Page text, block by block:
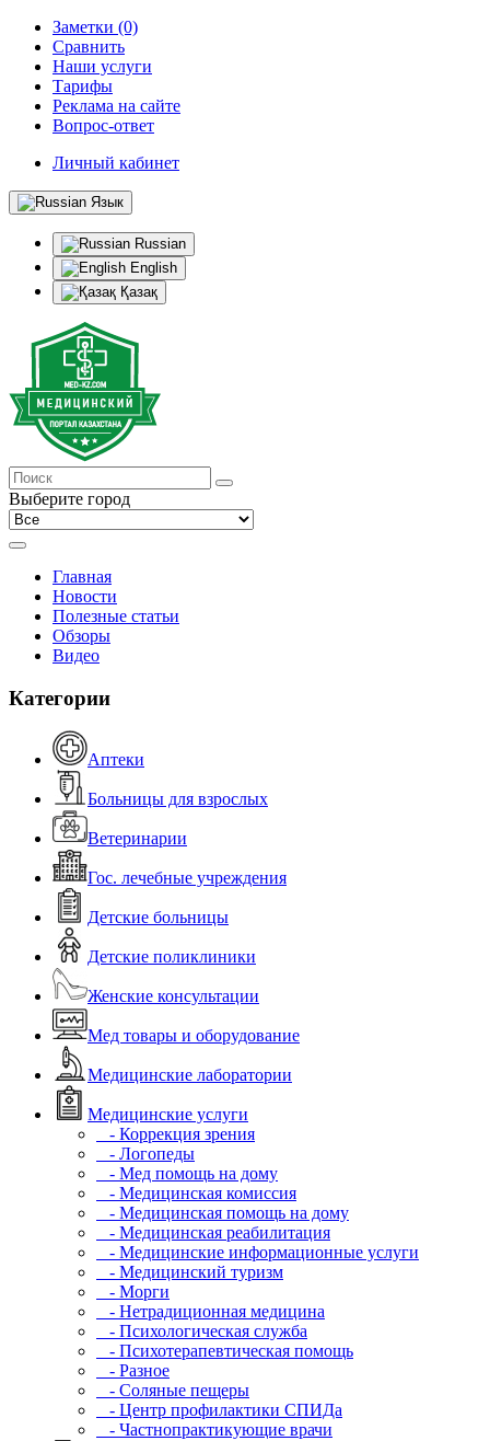
Заметки (0)
Сравнить
Наши услуги
Тарифы
Реклама на сайте
Вопрос-ответ
Личный кабинет
Язык
Russian
English
Қазақ
Выберите город
Главная
Новости
Полезные статьи
Обзоры
Видео
Категории
Аптеки
Больницы для взрослых
Ветеринарии
Гос. лечебные учреждения
Детские больницы
Детские поликлиники
Женские консультации
Мед товары и оборудование
Медицинские лаборатории
Медицинские услуги
- Коррекция зрения
- Логопеды
- Мед помощь на дому
- Медицинская комиссия
- Медицинская помощь на дому
- Медицинская реабилитация
- Медицинские информационные услуги
- Медицинский туризм
- Морги
- Нетрадиционная медицина
- Психологическая служба
- Психотерапевтическая помощь
- Разное
- Соляные пещеры
- Центр профилактики СПИДа
- Частнопрактикующие врачи